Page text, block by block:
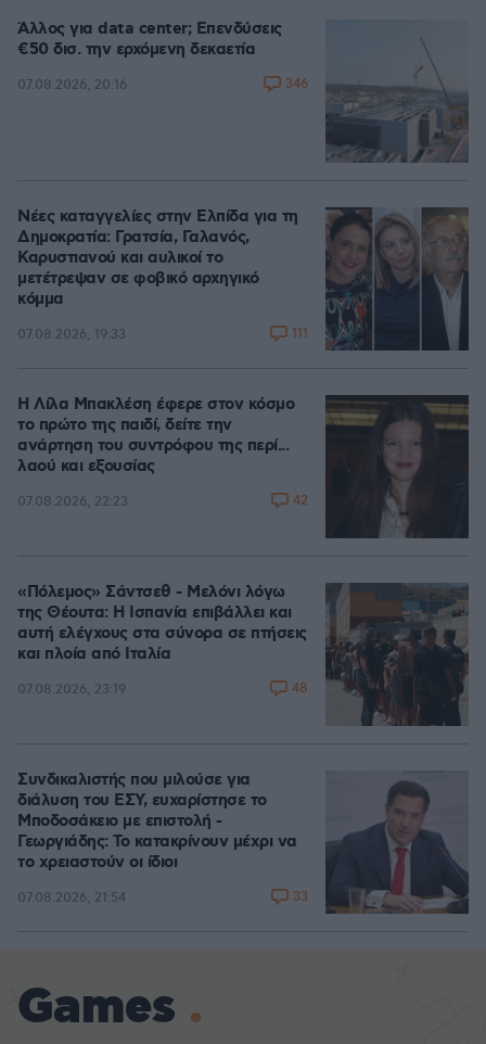
Άλλος για data center; Επενδύσεις
€50 δισ. την ερχόμενη δεκαετία
07.08.2026, 20:16 346
Νέες καταγγελίες στην Ελπίδα για τη
Δημοκρατία: Γρατσία, Γαλανός,
Καρυστιανού και αυλικοί το
μετέτρεψαν σε φοβικό αρχηγικό
κόμμα
07.08.2026, 19:33 111
Η Λίλα Μπακλέση έφερε στον κόσμο
το πρώτο της παιδί, δείτε την
ανάρτηση του συντρόφου της περί...
λαού και εξουσίας
07.08.2026, 22:23 42
«Πόλεμος» Σάντσεθ - Μελόνι λόγω
της Θέουτα: Η Ισπανία επιβάλλει και
αυτή ελέγχους στα σύνορα σε πτήσεις
και πλοία από Ιταλία
07.08.2026, 23:19 48
Συνδικαλιστής που μιλούσε για
διάλυση του ΕΣΥ, ευχαρίστησε το
Μποδοσάκειο με επιστολή -
Γεωργιάδης: Το κατακρίνουν μέχρι να
το χρειαστούν οι ίδιοι
07.08.2026, 21:54 33
Games